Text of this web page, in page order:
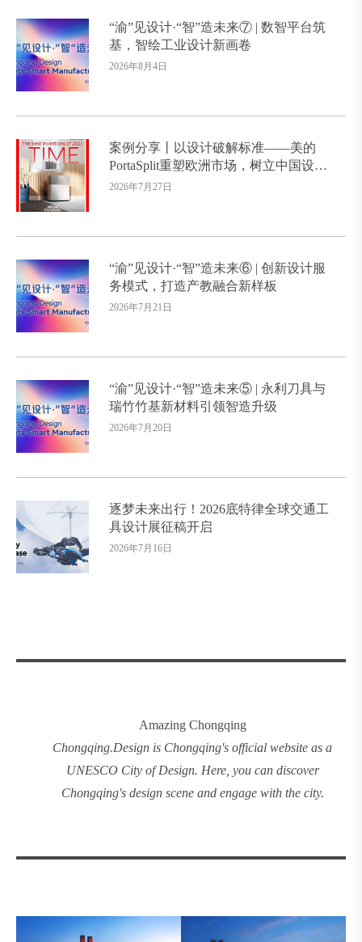
“渝”见设计·“智”造未来⑦ | 数智平台筑
基，智绘工业设计新画卷
2026年8月4日
案例分享丨以设计破解标准——美的
PortaSplit重塑欧洲市场，树立中国设计
出海新标杆
2026年7月27日
“渝”见设计·“智”造未来⑥ | 创新设计服
务模式，打造产教融合新样板
2026年7月21日
“渝”见设计·“智”造未来⑤ | 永利刀具与
瑞竹竹基新材料引领智造升级
2026年7月20日
逐梦未来出行！2026底特律全球交通工
具设计展征稿开启
2026年7月16日
Amazing Chongqing
Chongqing.Design is Chongqing's official website as a
UNESCO City of Design. Here, you can discover
Chongqing's designscene and engage with the city.